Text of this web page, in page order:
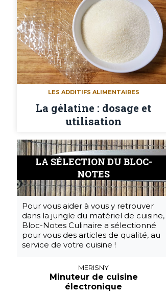
LES ADDITIFS ALIMENTAIRES
La gélatine : dosage et
utilisation
LA SÉLECTION DU BLOC-
NOTES
Pour vous aider à vous y retrouver
dans la jungle du matériel de cuisine,
Bloc-Notes Culinaire a sélectionné
pour vous des articles de qualité, au
service de votre cuisine !
MERISNY
Minuteur de cuisine
électronique